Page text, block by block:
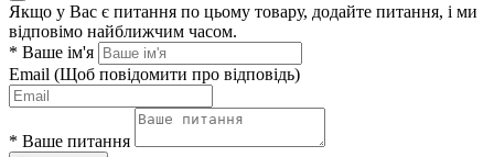
Якщо у Вас є питання по цьому товару, додайте питання, і ми
відповімо найближчим часом.
* Ваше ім'я
Email (Щоб повідомити про відповідь)
* Ваше питання